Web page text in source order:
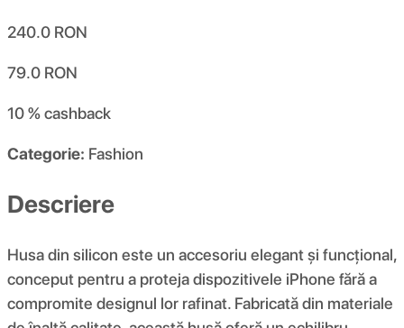
240.0 RON
79.0 RON
10 %cashback
Categorie: Fashion
Descriere
Husa din silicon este un accesoriu elegant și funcțional,
conceput pentru a proteja dispozitivele iPhone fără a
compromite designul lor rafinat. Fabricată din materiale